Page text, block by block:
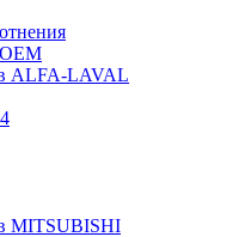
ALFA-LAVAL
MITSUBISHI